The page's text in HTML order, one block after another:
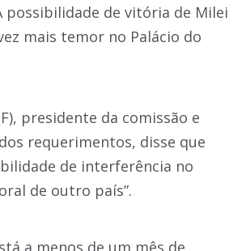
possibilidade de vitória de Milei
mais temor no Palácio do
presidente da comissão e
requerimentos, disse que
de interferência no
de outro país”.
a menos de um mês de